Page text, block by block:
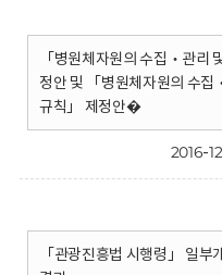
「병원체자원의 수집‧관리
정안 및 「병원체자원의 수
규칙」 제정안�
2016-
「관광진흥법 시행령」 일